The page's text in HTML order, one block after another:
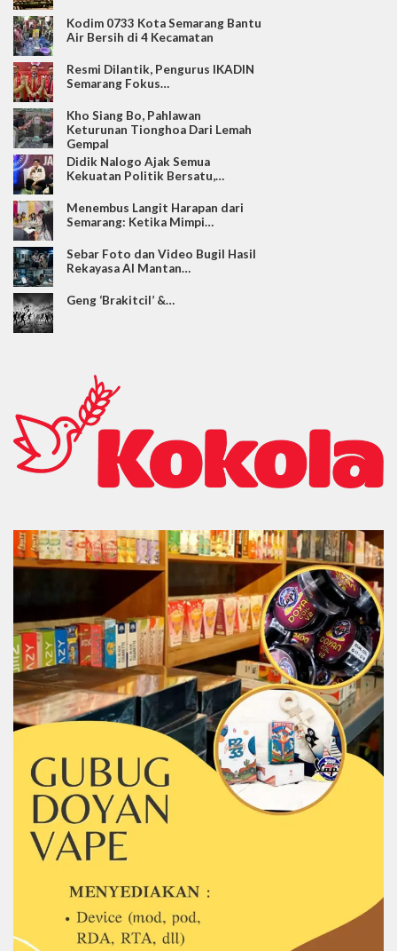
Kodim 0733 Kota Semarang Bantu
Air Bersih di 4 Kecamatan
Resmi Dilantik, Pengurus IKADIN
Semarang Fokus…
Kho Siang Bo, Pahlawan
Keturunan Tionghoa Dari Lemah
Gempal
Didik Nalogo Ajak Semua
Kekuatan Politik Bersatu,…
Menembus Langit Harapan dari
Semarang: Ketika Mimpi…
Sebar Foto dan Video Bugil Hasil
Rekayasa AI Mantan…
Geng ‘Brakitcil’ &…